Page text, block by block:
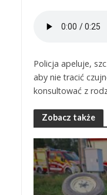
Policja apeluje,
aby nie tracić
konsultować z
Zobacz także